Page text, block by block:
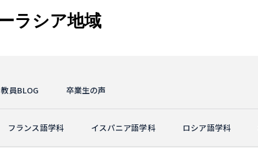
ラシア地域
教員BLOG 卒業生の声
フランス語学科 イスパニア語学科 ロシア語学科